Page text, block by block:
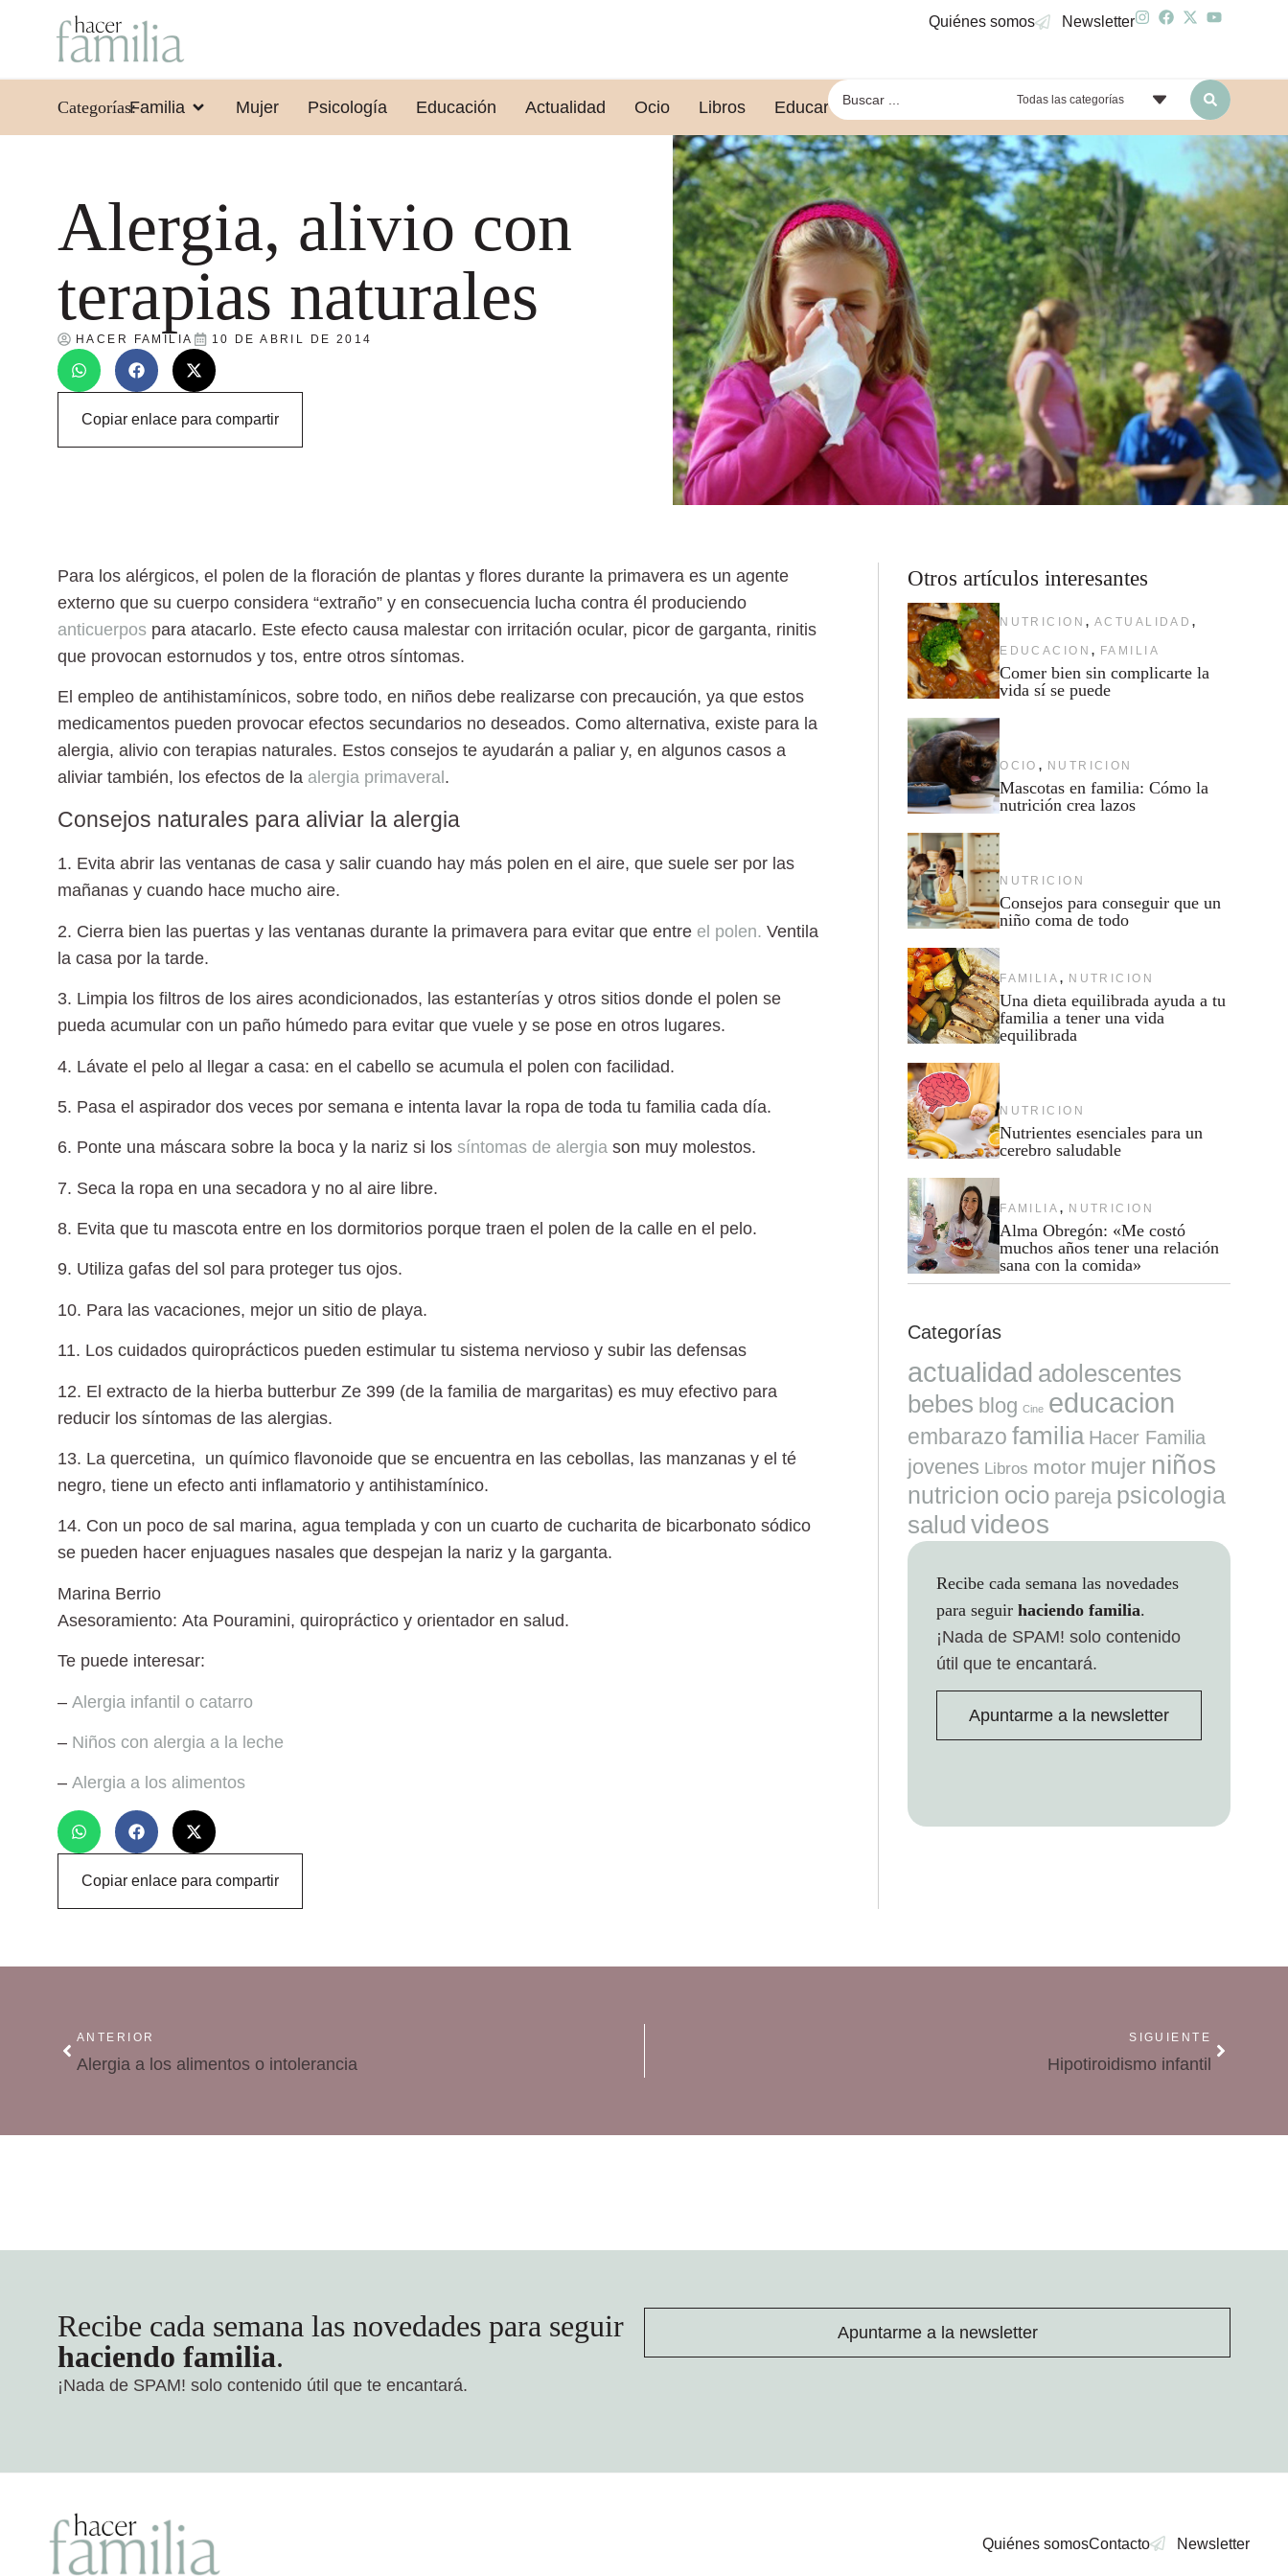
Quiénes somos Newsletter
Categorías:Familia Mujer Psicología Educación Actualidad Ocio Libros Educar leyendo Todas las categorías
Alergia, alivio con
terapias naturales
HACER FAMILIA 10 DE ABRIL DE 2014
Copiar enlace para compartir
Para los alérgicos, el polen de la floración de plantas y flores durante la primavera es un agente
externo que su cuerpo considera “extraño” y en consecuencia lucha contra él produciendo
anticuerpos para atacarlo. Este efecto causa malestar con irritación ocular, picor de garganta, rinitis
que provocan estornudos y tos, entre otros síntomas.
El empleo de antihistamínicos, sobre todo, en niños debe realizarse con precaución, ya que estos
medicamentos pueden provocar efectos secundarios no deseados. Como alternativa, existe para la
alergia, alivio con terapias naturales. Estos consejos te ayudarán a paliar y, en algunos casos a
aliviar también, los efectos de la alergia primaveral.
Consejos naturales para aliviar la alergia
1. Evita abrir las ventanas de casa y salir cuando hay más polen en el aire, que suele ser por las
mañanas y cuando hace mucho aire.
2. Cierra bien las puertas y las ventanas durante la primavera para evitar que entre el polen. Ventila
la casa por la tarde.
3. Limpia los filtros de los aires acondicionados, las estanterías y otros sitios donde el polen se
pueda acumular con un paño húmedo para evitar que vuele y se pose en otros lugares.
4. Lávate el pelo al llegar a casa: en el cabello se acumula el polen con facilidad.
5. Pasa el aspirador dos veces por semana e intenta lavar la ropa de toda tu familia cada día.
6. Ponte una máscara sobre la boca y la nariz si los síntomas de alergia son muy molestos.
7. Seca la ropa en una secadora y no al aire libre.
8. Evita que tu mascota entre en los dormitorios porque traen el polen de la calle en el pelo.
9. Utiliza gafas del sol para proteger tus ojos.
10. Para las vacaciones, mejor un sitio de playa.
11. Los cuidados quiroprácticos pueden estimular tu sistema nervioso y subir las defensas
12. El extracto de la hierba butterbur Ze 399 (de la familia de margaritas) es muy efectivo para
reducir los síntomas de las alergias.
13. La quercetina, un químico flavonoide que se encuentra en las cebollas, las manzanas y el té
negro, tiene un efecto anti inflamatorio y antihistamínico.
14. Con un poco de sal marina, agua templada y con un cuarto de cucharita de bicarbonato sódico
se pueden hacer enjuagues nasales que despejan la nariz y la garganta.
Marina Berrio
Asesoramiento: Ata Pouramini, quiropráctico y orientador en salud.
Te puede interesar:
– Alergia infantil o catarro
– Niños con alergia a la leche
– Alergia a los alimentos
Copiar enlace para compartir
Otros artículos interesantes
NUTRICION , ACTUALIDAD ,
EDUCACION , FAMILIA
Comer bien sin complicarte la
vida sí se puede
OCIO , NUTRICION
Mascotas en familia: Cómo la
nutrición crea lazos
NUTRICION
Consejos para conseguir que un
niño coma de todo
FAMILIA , NUTRICION
Una dieta equilibrada ayuda a tu
familia a tener una vida
equilibrada
NUTRICION
Nutrientes esenciales para un
cerebro saludable
FAMILIA , NUTRICION
Alma Obregón: «Me costó
muchos años tener una relación
sana con la comida»
Categorías
actualidad adolescentes
bebes blog Cine educacion
embarazo familia Hacer Familia
jovenes Libros motor mujer niños
nutricion ocio pareja psicologia
salud videos
Recibe cada semana las novedades
para seguir haciendo familia.
¡Nada de SPAM! solo contenido
útil que te encantará.
Apuntarme a la newsletter
ANTERIOR
Alergia a los alimentos o intolerancia
SIGUIENTE
Hipotiroidismo infantil
Recibe cada semana las novedades para seguir
haciendo familia.
¡Nada de SPAM! solo contenido útil que te encantará.
Apuntarme a la newsletter
Quiénes somosContacto Newsletter